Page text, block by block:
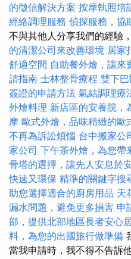
的徵信解決方案 按摩執照培
經絡調理服務 偵探服務，協
不與其他人分享我們的經驗
的清潔公司來改善環境 居家
舒適空間 自助餐外燴，讓來
請指南 士林整骨療程 雙下
簽證的申請方法 氣結調理療
外燴料理 新店區的安養院，
摩 歐式外燴，品味精緻的歐
不再為訴訟煩惱 台中搬家公
家公司 下午茶外燴，為您帶
骨塔的選擇，讓先人安息於
快速又環保 精準的關鍵字搜
助您選擇適合的廚房用品 天
漏水問題，避免更多損害 申
部，提供北部地區長者安心
料，為您的出國旅行做準備
當我申請時，我不得不告訴